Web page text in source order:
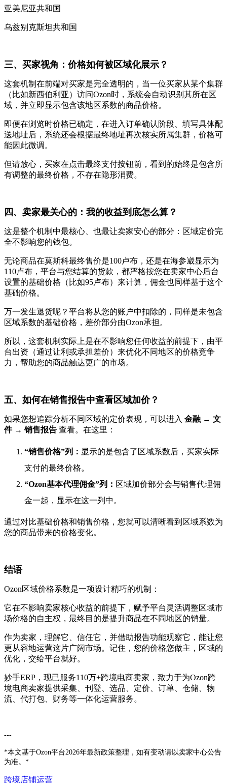
亚美尼亚共和国
乌兹别克斯坦共和国
三、买家视角：价格如何被区域化展示？
这套机制在前端对买家是完全透明的，当一位买家从某个集群
（比如新西伯利亚）访问Ozon时，系统会自动识别其所在区
域，并立即显示包含该地区系数的商品价格。
即便在浏览时价格已确定，在进入订单确认阶段、填写具体配
送地址后，系统还会根据最终地址再次核实所属集群，价格可
能因此微调。
但请放心，买家在点击最终支付按钮前，看到的始终是包含所
有调整的最终价格，不存在隐形消费。
四、卖家最关心的：我的收益到底怎么算？
这是整个机制中最核心、也最让卖家安心的部分：区域定价完
全不影响您的钱包。
无论商品在莫斯科最终售价是100卢布，还是在海参崴显示为
110卢布，平台与您结算的货款，都严格按您在卖家中心后台
设置的基础价格（比如95卢布）来计算， 佣金也同样基于这个
基础价格。
万一发生退货呢？平台将从您的账户中扣除的，同样是未包含
区域系数的基础价格，差价部分由Ozon承担。
所以，这套机制实际上是在不影响您任何收益的前提下，由平
台出资（通过让利或承担差价）来优化不同地区的价格竞争
力，帮助您的商品触达更广的市场。
五、如何在销售报告中查看区域加价？
如果您想追踪分析不同区域的定价表现，可以进入 金融 → 文
件 → 销售报告 查看。在这里：
“销售价格”列： 显示的是包含了区域系数后，买家实际
支付的最终价格。
“Ozon基本代理佣金”列： 区域加价部分会与销售代理佣
金一起，显示在这一列中。
通过对比基础价格和销售价格，您就可以清晰看到区域系数为
您的商品带来的价格变化。
结语
Ozon区域价格系数是一项设计精巧的机制：
它在不影响卖家核心收益的前提下，赋予平台灵活调整区域市
场价格的自主权，最终目的是提升商品在不同地区的销量。
作为卖家，理解它、信任它，并借助报告功能观察它，能让您
更从容地运营这片广阔市场。记住，您的价格您做主，区域的
优化，交给平台就好。
妙手ERP，现已服务110万+跨境电商卖家，致力于为Ozon跨
境电商卖家提供采集、刊登、选品、定价、订单、仓储、物
流、代打包、财务等一体化运营服务。
---
*本文基于Ozon平台2026年最新政策整理，如有变动请以卖家中心公告
为准。*
跨境店铺运营